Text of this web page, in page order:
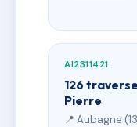
AI2311421
126
Pierre
📍 Aubagne